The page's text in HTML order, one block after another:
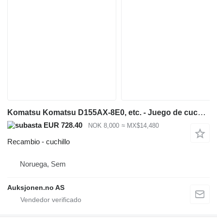
Komatsu Komatsu D155AX-8E0, etc. - Juego de cuchillas/aceros de desgaste para niveladoras – cortador, s cuchillo para Komatsu D155AX-8E0 bulldozer
EUR 728.40 NOK 8,000 ≈ MX$14,480
Recambio - cuchillo
Noruega, Sem
Auksjonen.no AS